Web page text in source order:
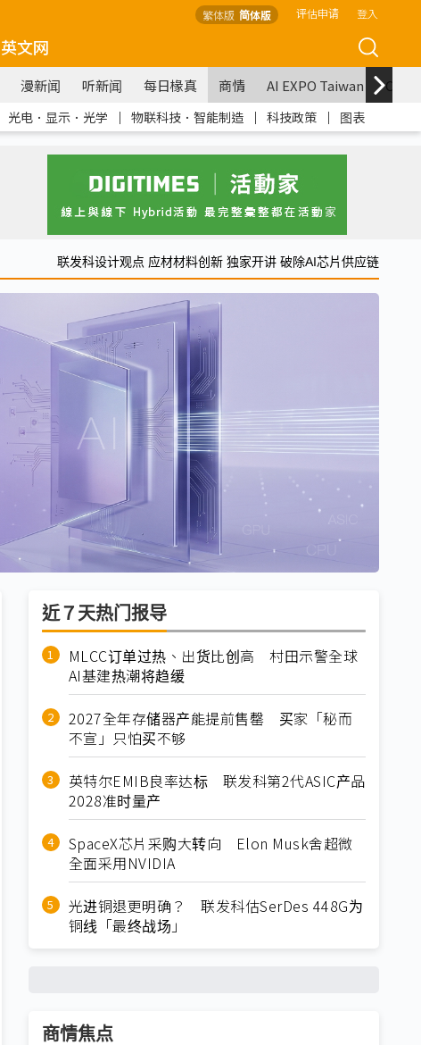
繁体版 简体版 评估申请 登入
英文网
漫新闻 听新闻 每日椽真 商情 AI EXPO Taiwan
光电．显示．光学 ｜ 物联科技．智能制造 ｜ 科技政策 ｜ 图表
联发科设计观点 应材材料创新 独家开讲 破除AI芯片供应链
近７天热门报导
MLCC订单过热、出货比创高 村田示警全球
AI基建热潮将趋缓
2027全年存储器产能提前售罄 买家「秘而
不宣」只怕买不够
英特尔EMIB良率达标 联发科第2代ASIC产品
2028准时量产
SpaceX芯片采购大转向 Elon Musk舍超微
全面采用NVIDIA
光进铜退更明确？ 联发科估SerDes 448G为
铜线「最终战场」
商情焦点